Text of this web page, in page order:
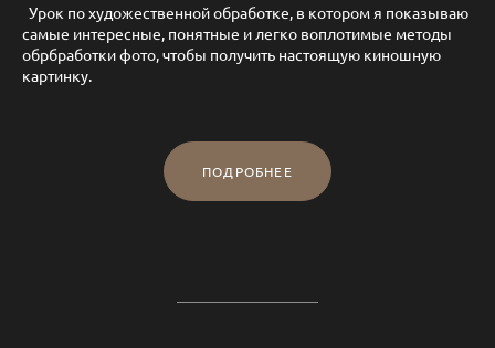
Урок по художественной обработке, в котором я показываю
самые интересные, понятные и легко воплотимые методы
обрбработки фото, чтобы получить настоящую киношную
картинку.
ПОДРОБНЕЕ